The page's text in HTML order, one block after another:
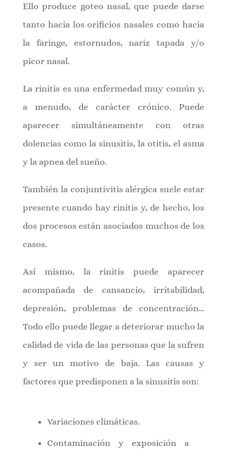
Ello produce goteo nasal, que puede darse
tanto hacia los orificios nasales como hacia
la faringe, estornudos, nariz tapada y/o
picor nasal.
La rinitis es una enfermedad muy común y,
a menudo, de carácter crónico. Puede
aparecer simultáneamente con otras
dolencias como la sinusitis, la otitis, el asma
y la apnea del sueño.
También la conjuntivitis alérgica suele estar
presente cuando hay rinitis y, de hecho, los
dos procesos están asociados muchos de los
casos.
Así mismo, la rinitis puede aparecer
acompañada de cansancio, irritabilidad,
depresión, problemas de concentración…
Todo ello puede llegar a deteriorar mucho la
calidad de vida de las personas que la sufren
y ser un motivo de baja. Las causas y
factores que predisponen a la sinusitis son:
Variaciones climáticas.
Contaminación y exposición a